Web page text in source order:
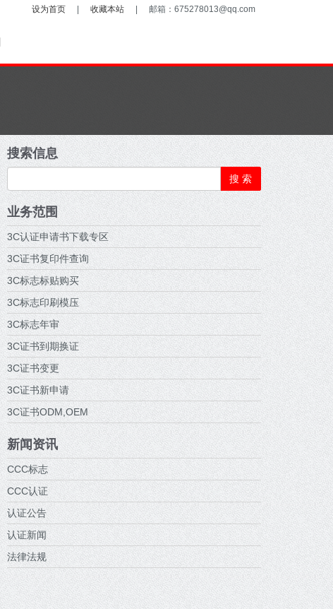
设为首页 收藏本站 邮箱：675278013@qq.com
搜索信息
搜 索
业务范围
3C认证申请书下载专区
3C证书复印件查询
3C标志标贴购买
3C标志印刷模压
3C标志年审
3C证书到期换证
3C证书变更
3C证书新申请
3C证书ODM,OEM
新闻资讯
CCC标志
CCC认证
认证公告
认证新闻
法律法规